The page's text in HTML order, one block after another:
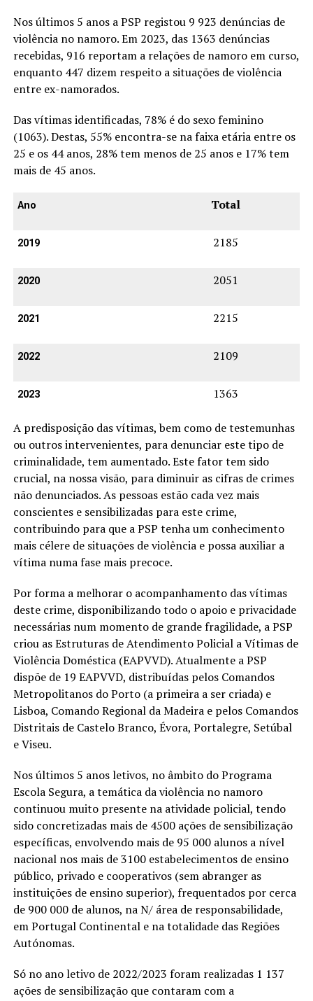
Nos últimos 5 anos a PSP registou 9 923 denúncias de
violência no namoro. Em 2023, das 1363 denúncias
recebidas, 916 reportam a relações de namoro em curso,
enquanto 447 dizem respeito a situações de violência
entre ex-namorados.
Das vítimas identificadas, 78% é do sexo feminino
(1063). Destas, 55% encontra-se na faixa etária entre os
25 e os 44 anos, 28% tem menos de 25 anos e 17% tem
mais de 45 anos.
Ano Total
2019 2185
2020 2051
2021 2215
2022 2109
2023 1363
A predisposição das vítimas, bem como de testemunhas
ou outros intervenientes, para denunciar este tipo de
criminalidade, tem aumentado. Este fator tem sido
crucial, na nossa visão, para diminuir as cifras de crimes
não denunciados. As pessoas estão cada vez mais
conscientes e sensibilizadas para este crime,
contribuindo para que a PSP tenha um conhecimento
mais célere de situações de violência e possa auxiliar a
vítima numa fase mais precoce.
Por forma a melhorar o acompanhamento das vítimas
deste crime, disponibilizando todo o apoio e privacidade
necessárias num momento de grande fragilidade, a PSP
criou as Estruturas de Atendimento Policial a Vítimas de
Violência Doméstica (EAPVVD). Atualmente a PSP
dispõe de 19 EAPVVD, distribuídas pelos Comandos
Metropolitanos do Porto (a primeira a ser criada) e
Lisboa, Comando Regional da Madeira e pelos Comandos
Distritais de Castelo Branco, Évora, Portalegre, Setúbal
e Viseu.
Nos últimos 5 anos letivos, no âmbito do Programa
Escola Segura, a temática da violência no namoro
continuou muito presente na atividade policial, tendo
sido concretizadas mais de 4500 ações de sensibilização
específicas, envolvendo mais de 95 000 alunos a nível
nacional nos mais de 3100 estabelecimentos de ensino
público, privado e cooperativos (sem abranger as
instituições de ensino superior), frequentados por cerca
de 900 000 de alunos, na N/ área de responsabilidade,
em Portugal Continental e na totalidade das Regiões
Autónomas.
Só no ano letivo de 2022/2023 foram realizadas 1 137
ações de sensibilização que contaram com a